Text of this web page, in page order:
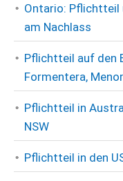
Ontario: Pflichtteil
am Nachlass
Pflichtteil auf den
Formentera,
Pflichtteil in
NSW
Pflichtteil in den